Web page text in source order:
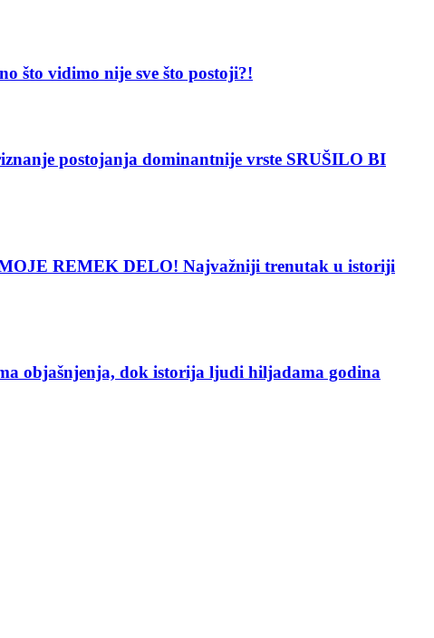
što vidimo nije sve što postoji?!
postojanja dominantnije vrste SRUŠILO BI
REMEK DELO! Najvažniji trenutak u istoriji
objašnjenja, dok istorija ljudi hiljadama godina